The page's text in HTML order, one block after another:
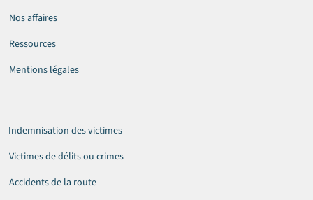
Nos affaires
Ressources
Mentions légales
Indemnisation des victimes
Victimes de délits ou crimes
Accidents de la route